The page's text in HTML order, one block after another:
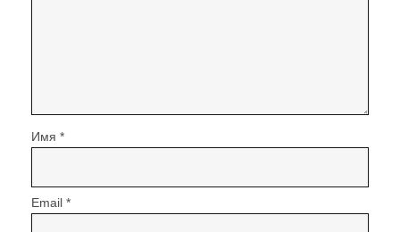
Имя *
Email *